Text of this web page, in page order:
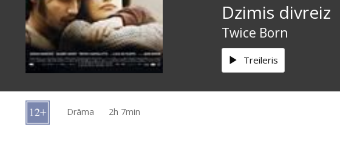
Pasākumi
Ziņas
kartes
Dzimis divreiz
Twice Born
Treileris
Drāma 2h 7min